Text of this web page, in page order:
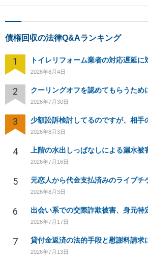
債権回収の法律Q&Aランキング
1 トイレリフォーム業者の対応遅延
2026年8月4日
2
2026年7月30日
3 少額訟訴検討してるのですが、相手
2026年8月3日
4
2026年7月16日
5 元恋人から代金支払済みのライブチ
2026年8月3日
6 出会い系での交際詐欺被害、身元特
2026年7月17日
7 貸付金返済の法的手段と慰謝料請求
2026年7月13日